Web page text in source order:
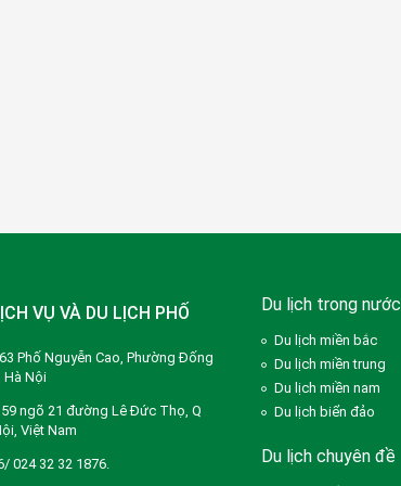
VỤ VÀ DU LỊCH PHỐ
Phố Nguyễn Cao, Phường Đống
Hà Nội
ngõ 21 đường Lê Đức Thọ, Q
Việt Nam
024 32 32 1876.
Du lịch trong nước
Du lịch miền bắc
Du lịch miền trung
Du lịch miền nam
Du lịch biển đảo
Du lịch chuyên đề